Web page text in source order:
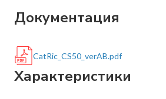
Документация
CatRic_CS50_verAB.pdf
Характеристики